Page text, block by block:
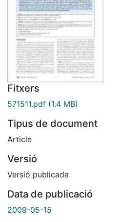
Fitxers
571511.pdf (1.4 MB)
Tipus de document
Article
Versió
Versió publicada
Data de publicació
2009-05-15